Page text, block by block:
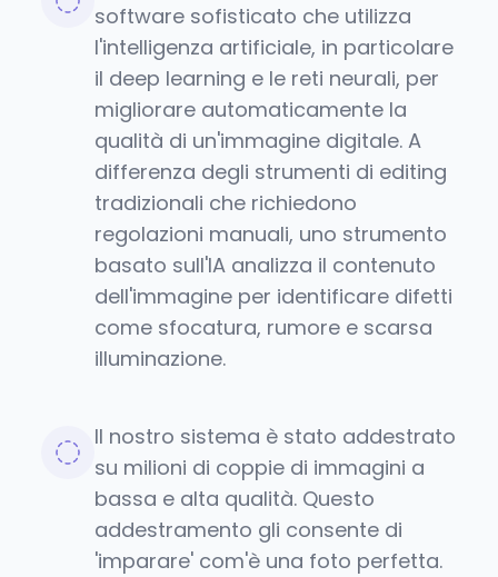
software sofisticato che utilizza
l'intelligenza artificiale, in particolare
il deep learning e le reti neurali, per
migliorare automaticamente la
qualità di un'immagine digitale. A
differenza degli strumenti di editing
tradizionali che richiedono
regolazioni manuali, uno strumento
basato sull'IA analizza il contenuto
dell'immagine per identificare difetti
come sfocatura, rumore e scarsa
illuminazione.
Il nostro sistema è stato addestrato
su milioni di coppie di immagini a
bassa e alta qualità. Questo
addestramento gli consente di
'imparare' com'è una foto perfetta.